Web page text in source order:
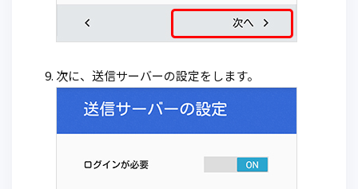
次に、送信サーバーの設定をします。